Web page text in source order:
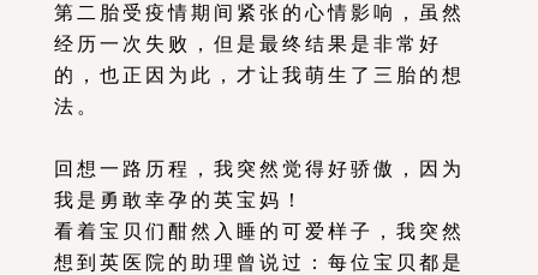
第二胎受疫情期间紧张的心情影响，虽然
经历一次失败，但是最终结果是非常好
的，也正因为此，才让我萌生了三胎的想
法。
回想一路历程，我突然觉得好骄傲，因为
我是勇敢幸孕的英宝妈！
看着宝贝们酣然入睡的可爱样子，我突然
想到英医院的助理曾说过：每位宝贝都是